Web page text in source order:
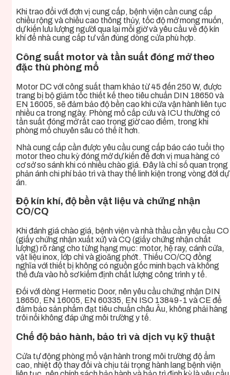
Khi trao đổi với đơn vị cung cấp, bệnh viện cần cung cấp
chiều rộng và chiều cao thông thủy, tốc độ mở mong muốn,
dự kiến lưu lượng người qua lại mỗi giờ và yêu cầu về độ kín
khí để nhà cung cấp tư vấn đúng dòng cửa phù hợp.
Công suất motor và tần suất đóng mở theo
đặc thù phòng mổ
Motor DC với công suất tham khảo từ 45 đến 250 W, được
trang bị bộ giảm tốc thiết kế theo tiêu chuẩn DIN 18650 và
EN 16005, sẽ đảm bảo độ bền cao khi cửa vận hành liên tục
nhiều ca trong ngày. Phòng mổ cấp cứu và ICU thường có
tần suất đóng mở rất cao trong giờ cao điểm, trong khi
phòng mổ chuyên sâu có thể ít hơn.
Nhà cung cấp cần được yêu cầu cung cấp báo cáo tuổi thọ
motor theo chu kỳ đóng mở dự kiến để đơn vị mua hàng có
cơ sở so sánh khi có nhiều chào giá. Đây là chỉ số quan trọng
phản ánh chi phí bảo trì và thay thế linh kiện trong vòng đời dự
án.
Độ kín khí, độ bền vật liệu và chứng nhận
CO/CQ
Khi đánh giá chào giá, bệnh viện và nhà thầu cần yêu cầu CO
(giấy chứng nhận xuất xứ) và CQ (giấy chứng nhận chất
lượng) rõ ràng cho từng hạng mục: motor, hệ ray, cánh cửa,
vật liệu inox, lớp chì và gioăng phớt. Thiếu CO/CQ đồng
nghĩa với thiết bị không có nguồn gốc minh bạch và không
thể đưa vào hồ sơ kiểm định chất lượng công trình y tế.
Đối với dòng Hermetic Door, nên yêu cầu chứng nhận DIN
18650, EN 16005, EN 60335, EN ISO 13849-1 và CE để
đảm bảo sản phẩm đạt tiêu chuẩn châu Âu, không phải hàng
trôi nổi không đáp ứng môi trường y tế.
Chế độ bảo hành, bảo trì và dịch vụ kỹ thuật
Cửa tự động phòng mổ vận hành trong môi trường độ ẩm
cao, nhiệt độ thay đổi và chịu tải trọng hành lang bệnh viện